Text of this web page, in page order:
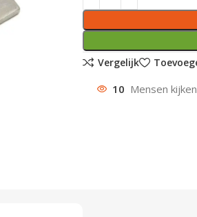
Vergelijk
10 Mensen